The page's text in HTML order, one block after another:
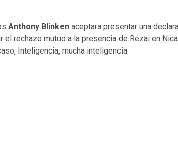
Anthony Blinken aceptara presentar una
rechazo mutuo a la presencia de Rezai en
Inteligencia, mucha inteligencia.